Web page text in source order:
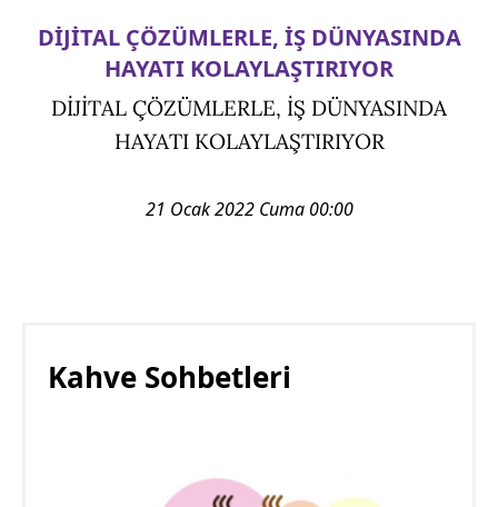
DİJİTAL ÇÖZÜMLERLE, İŞ DÜNYASINDA
HAYATI KOLAYLAŞTIRIYOR
DİJİTAL ÇÖZÜMLERLE, İŞ DÜNYASINDA
HAYATI KOLAYLAŞTIRIYOR
21 Ocak 2022 Cuma 00:00
Kahve Sohbetleri